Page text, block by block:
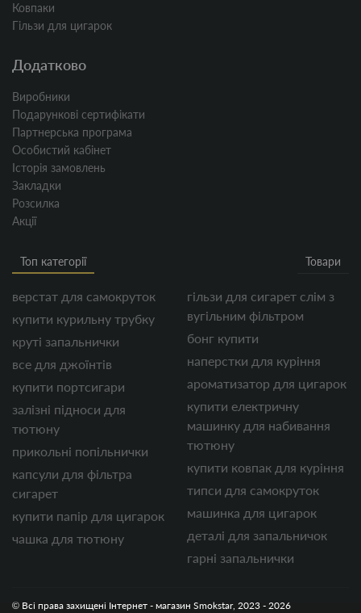
Ковпаки
Гільзи для цигарок
Додатково
Виробники
Подарункові сертифікати
Партнерська програма
Особистий кабінет
Історія замовлень
Закладки
Розсилка
Акції
Топ категорії Товари
верстат для самокруток
купити курильну трубку
круті запальнички
все для джоїнтів
купити портсигари
залізні підноси для
тютюну
прикольні попільнички
капсули для фільтра
сигарет
купити папір для цигарок
чашка для тютюну
гільзи для сигарет слім з
вугільним фільтром
бонг купити
наперстки для куріння
ароматизатор для цигарок
купити електричну
машинку для набивання
тютюну
купити ковпак для куріння
типси для самокруток
машинка для цигарок
деталі для запальничок
гарні запальнички
© Всі права захищені Інтернет - магазин Smokstar, 2023 - 2026